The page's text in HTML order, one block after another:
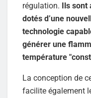
régulation. Ils sont
dotés d’une
technologie
générer une
température
La conception de
facilite également